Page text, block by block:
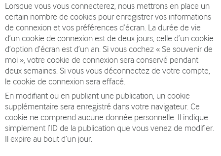
Lorsque vous vous connecterez, nous mettrons en place un
certain nombre de cookies pour enregistrer vos informations
de connexion et vos préférences d’écran. La durée de vie
d’un cookie de connexion est de deux jours, celle d’un cookie
d’option d’écran est d’un an. Si vous cochez « Se souvenir de
moi », votre cookie de connexion sera conservé pendant
deux semaines. Si vous vous déconnectez de votre compte,
le cookie de connexion sera effacé.
En modifiant ou en publiant une publication, un cookie
supplémentaire sera enregistré dans votre navigateur. Ce
cookie ne comprend aucune donnée personnelle. Il indique
simplement l’ID de la publication que vous venez de modifier.
Il expire au bout d’un jour.